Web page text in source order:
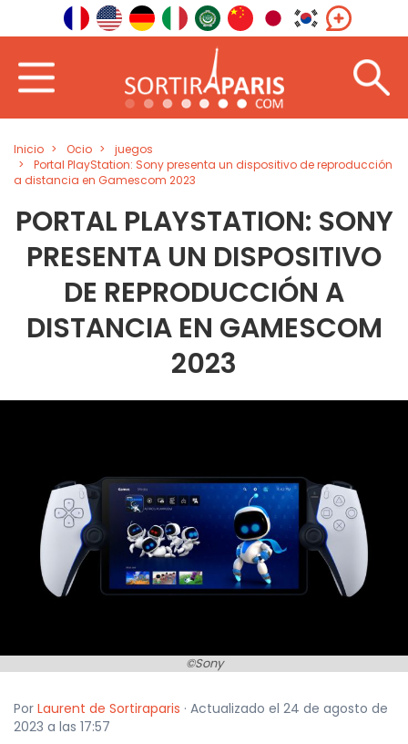
Inicio Ocio
juegos
Portal PlayStation: Sony presenta un dispositivo de reproducción
a distancia en Gamescom 2023
PORTAL PLAYSTATION: SONY
PRESENTA UN DISPOSITIVO
DE REPRODUCCIÓN A
DISTANCIA EN GAMESCOM
2023
©Sony
Por Laurent de Sortiraparis · Actualizado el 24 de agosto de
2023 a las 17:57